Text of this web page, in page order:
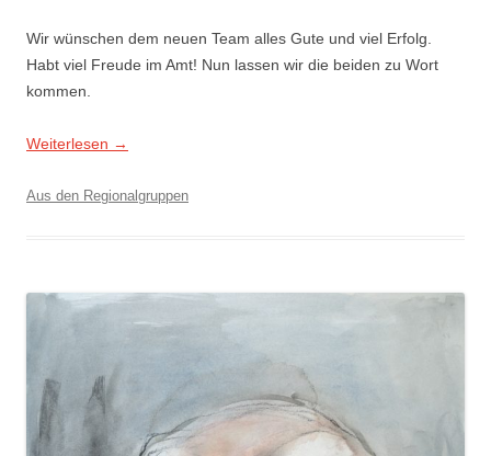
Wir wünschen dem neuen Team alles Gute und viel Erfolg.
Habt viel Freude im Amt! Nun lassen wir die beiden zu Wort
kommen.
Weiterlesen →
Aus den Regionalgruppen